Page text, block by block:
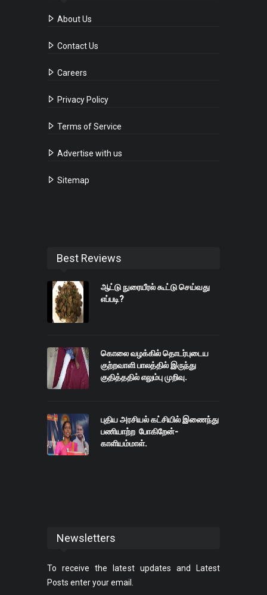
About Us
Contact Us
Careers
Privacy Policy
Terms of Service
Advertise with us
Sitemap
Best Reviews
ஆட்டு நுரையீரல் கூட்டு செய்வது
எப்படி?
கொலை வழக்கில் தொடர்புடைய
குற்றவாளி பாலத்தில் இருந்து
குதித்ததில் எலும்பு முறிவு.
புதிய அரசியல் கட்சியில் இணைந்து
பணியாற்ற போகிறேன்-
காளியம்மாள்.
Newsletters
To receive the latest updates and Latest
Posts enter your email.